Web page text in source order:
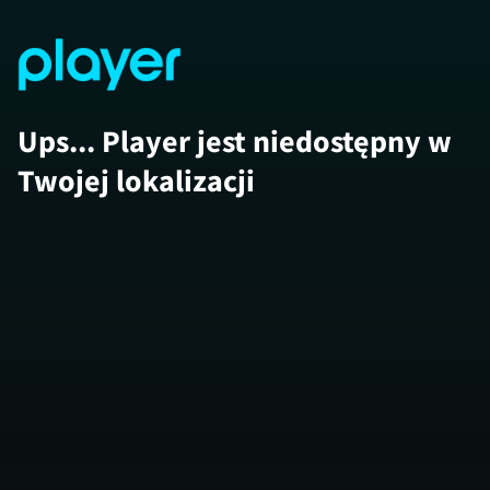
Ups... Player jest niedostępny w
Twojej lokalizacji